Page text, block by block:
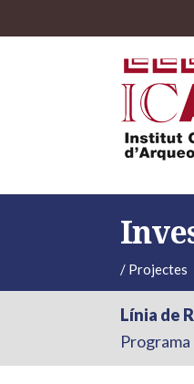
/ Projectes
Línia de